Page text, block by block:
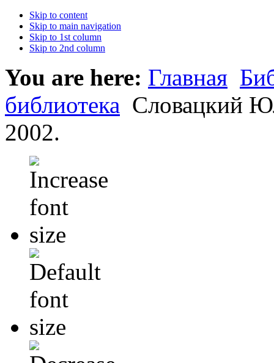
Skip to content
Skip to main navigation
Skip to 1st column
Skip to 2nd column
You are here: Главная
библиотека Словацкий
2002.